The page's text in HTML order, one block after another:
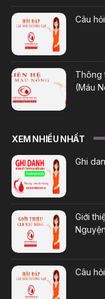
Câu
Thông
(Máu
XEM NHIỀU NHẤT
Ghi
Giới
Câu